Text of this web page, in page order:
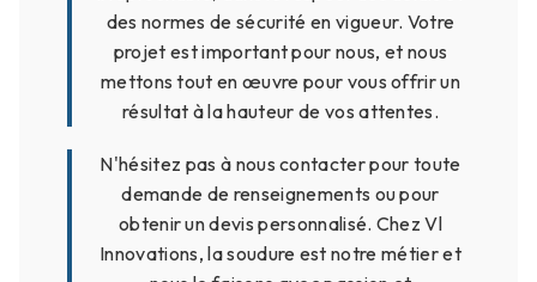
des normes de sécurité en vigueur. Votre
projet est important pour nous, et nous
mettons tout en œuvre pour vous offrir un
résultat à la hauteur de vos attentes.
N'hésitez pas à nous contacter pour toute
demande de renseignements ou pour
obtenir un devis personnalisé. Chez Vl
Innovations, la soudure est notre métier et